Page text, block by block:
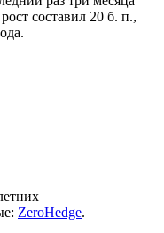
составил 20 б. п.,
ZeroHedge.